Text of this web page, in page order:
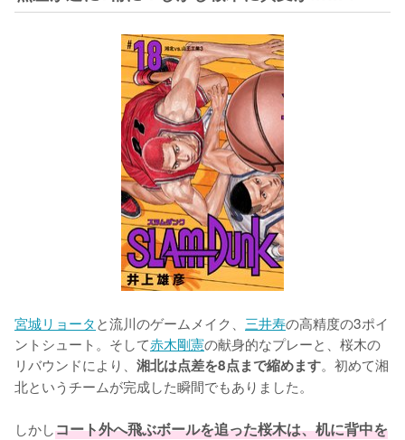
宮城リョータと流川のゲームメイク、 三井寿の高精度の3ポイ
ントシュート。そして赤木剛憲の献身的なプレーと、桜木の
リバウンドにより、 湘北は点差を8点まで縮めます。初めて湘
北というチームが完成した瞬間でもありました。
しかしコート外へ飛ぶボールを追った桜木は、机に背中を